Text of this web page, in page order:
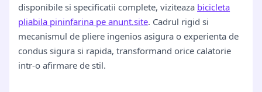
disponibile si specificatii complete, viziteaza bicicleta
pliabila pininfarina pe anunt.site. Cadrul rigid si
mecanismul de pliere ingenios asigura o experienta de
condus sigura si rapida, transformand orice calatorie
intr-o afirmare de stil.